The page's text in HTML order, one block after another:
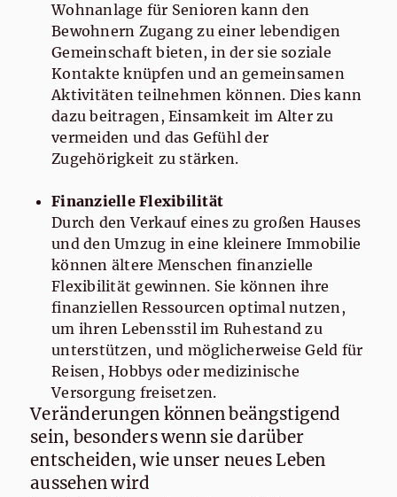
Wohnanlage für Senioren kann den
Bewohnern Zugang zu einer lebendigen
Gemeinschaft bieten, in der sie soziale
Kontakte knüpfen und an gemeinsamen
Aktivitäten teilnehmen können. Dies kann
dazu beitragen, Einsamkeit im Alter zu
vermeiden und das Gefühl der
Zugehörigkeit zu stärken.
Finanzielle Flexibilität
Durch den Verkauf eines zu großen Hauses
und den Umzug in eine kleinere Immobilie
können ältere Menschen finanzielle
Flexibilität gewinnen. Sie können ihre
finanziellen Ressourcen optimal nutzen,
um ihren Lebensstil im Ruhestand zu
unterstützen, und möglicherweise Geld für
Reisen, Hobbys oder medizinische
Versorgung freisetzen.
Veränderungen können beängstigend
sein, besonders wenn sie darüber
entscheiden, wie unser neues Leben
aussehen wird